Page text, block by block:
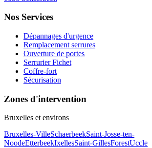
Nos Services
Dépannages d'urgence
Remplacement serrures
Ouverture de portes
Serrurier Fichet
Coffre-fort
Sécurisation
Zones d'intervention
Bruxelles et environs
Bruxelles-VilleSchaerbeekSaint-Josse-ten-
NoodeEtterbeekIxellesSaint-GillesForestUccle